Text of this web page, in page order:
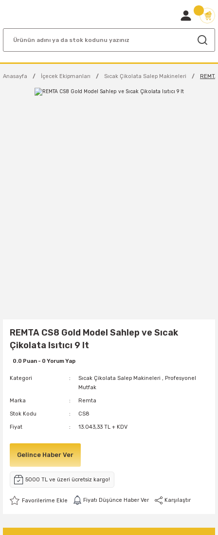
Anasayfa İçecek Ekipmanları Sıcak Çikolata Salep Makineleri
REMTA CS8 Gold Model Sahlep ve Sıcak
Çikolata Isıtıcı 9 lt
0.0 Puan - 0 Yorum Yap
Kategori Sıcak Çikolata Salep Makineleri , Profesyonel
Mutfak
Marka Remta
Stok Kodu CS8
Fiyat 13.043,33 TL + KDV
Gelince Haber Ver
5000 TL ve üzeri ücretsiz kargo!
Fiyatı Düşünce Haber Ver Karşılaştır